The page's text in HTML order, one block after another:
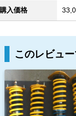
購入価格
このレビュ